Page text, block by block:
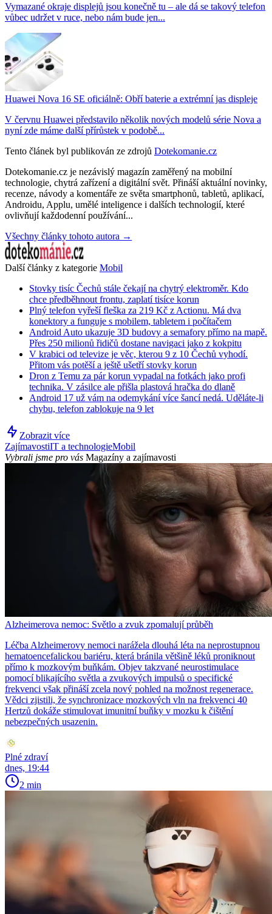
Vymazané okraje displejů jsou konečně tu – ale dá se takový telefon
vůbec udržet v ruce, nebo nám bude jen...
Huawei Nova 16 SE oficiálně: Obří baterie a extrémní jas displeje
V červnu Huawei představilo několik nových modelů série Nova a
nyní zde máme další přírůstek v podobě...
Tento článek byl publikován ze zdrojů Dotekomanie.cz
Dotekomanie.cz je nezávislý magazín zaměřený na mobilní
technologie, chytrá zařízení a digitální svět. Přináší aktuální novinky,
recenze, návody a komentáře ze světa smartphonů, tabletů, aplikací,
Androidu, Applu, umělé inteligence i dalších technologií, které
ovlivňují každodenní používání...
Všechny články tohoto autora →
Další články z kategorie Mobil
Stovky tisíc Čechů stále čekají na chytrý elektroměr. Kdo
chce předběhnout frontu, zaplatí tisíce korun
Plný telefon vyřeší fleška za 219 Kč z Actionu. Má dva
konektory a funguje s mobilem, tabletem i počítačem
Android Auto ukazuje 3D budovy a semafory přímo na mapě.
Přes 250 milionů řidičů dostane navigaci jako z kokpitu
V krabici od televize je věc, kterou 9 z 10 Čechů vyhodí.
Přitom vás potěší a ještě ušetří stovky korun
Dron z Temu za pár korun vypadal na fotkách jako profi
technika. V zásilce ale přišla plastová hračka do dlaně
Android 17 už vám na odemykání více šancí nedá. Uděláte-li
chybu, telefon zablokuje na 9 let
Zobrazit více
ZajímavostiIT a technologieMobil
Vybrali jsme pro vás Magazíny a zajímavosti
Alzheimerova nemoc: Světlo a zvuk zpomalují průběh
Léčba Alzheimerovy nemoci narážela dlouhá léta na neprostupnou
hematoencefalickou bariéru, která bránila většině léků proniknout
přímo k mozkovým buňkám. Objev takzvané neurostimulace
pomocí blikajícího světla a zvukových impulsů o specifické
frekvenci však přináší zcela nový pohled na možnost regenerace.
Vědci zjistili, že synchronizace mozkových vln na frekvenci 40
Hertzů dokáže stimulovat imunitní buňky v mozku k čištění
nebezpečných usazenin.
Plné zdraví
dnes, 19:44
2 min